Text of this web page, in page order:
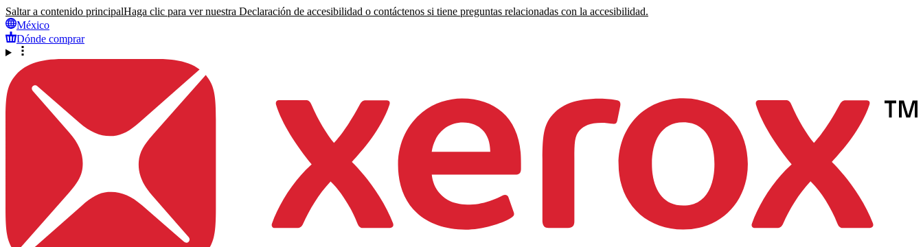
Saltar a contenido principalHaga clic para ver nuestra Declaración de accesibilidad o contáctenos si tiene preguntas relacionadas con la accesibilidad.
México
Dónde comprar